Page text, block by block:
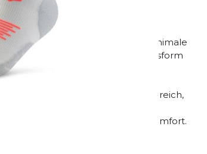
und Läufer, die eine minimale
Die niedrige No-Show-Passform
Laufgefühl.
im Fußbereich,
Das atmungsaktive
und hohen Tragekomfort.
Wettkampf und warme